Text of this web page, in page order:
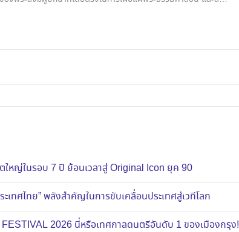
รรมะแบบเดิมๆ เมื่อเอามาเทียบกับคอนเทนต์ที่เน้นความบันเทิงแล้ว
อนิเมชั่นที่จะมาช่วยดึงสติและเปลี่ยนมุมมองที่มีต่อธรรมะของผู้คน
ตยาลัย, มูลนิธิพุทธรักษา, มูลนิธิอริยวรารมย์, เชลล์ฮัท เอ็นเทอร์
ใหญ่ในรอบ 7 ปี ย้อนเวลาสู่ Original Icon ยุค 90
เทศไทย” พลังสำคัญในการขับเคลื่อนประเทศสู่เวทีโลก
2026 นี่หรือเทศกาลดนตรีอันดับ 1 ของเมืองกรุง!